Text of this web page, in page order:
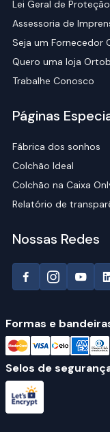
Lei Geral de
Assessoria de
Seja um Fornecedor
Quero uma loja
Trabalhe Conosco
Páginas
Fábrica dos sonhos
Colchão Ideal
Colchão na Caixa
Relatório de
Nossas Redes
Formas e
Selos de